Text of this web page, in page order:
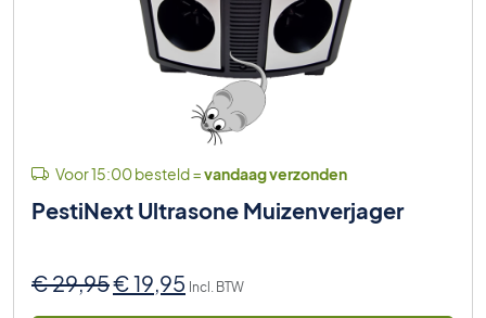
Voor 15:00 besteld =vandaag verzonden
PestiNext Ultrasone Muizenverjager
€29,95Oorspronkelijke
€19,95 Huidige
Incl. BTW